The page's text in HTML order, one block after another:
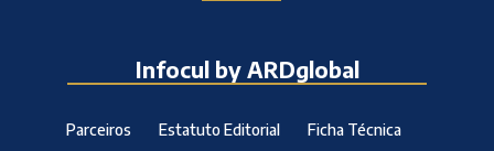
Infocul by ARDglobal
Parceiros Estatuto Editorial
Ficha Técnica